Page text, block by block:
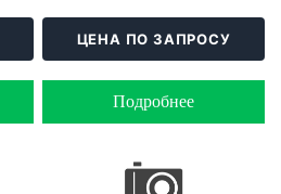
ЦЕНА ПО ЗАПРОСУ
Подробнее